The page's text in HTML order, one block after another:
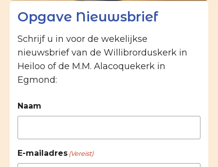
Opgave Nieuwsbrief
Schrijf u in voor de wekelijkse
nieuwsbrief van de Willibrorduskerk in
Heiloo of de M.M. Alacoquekerk in
Egmond:
Naam
E-mailadres (Vereist)